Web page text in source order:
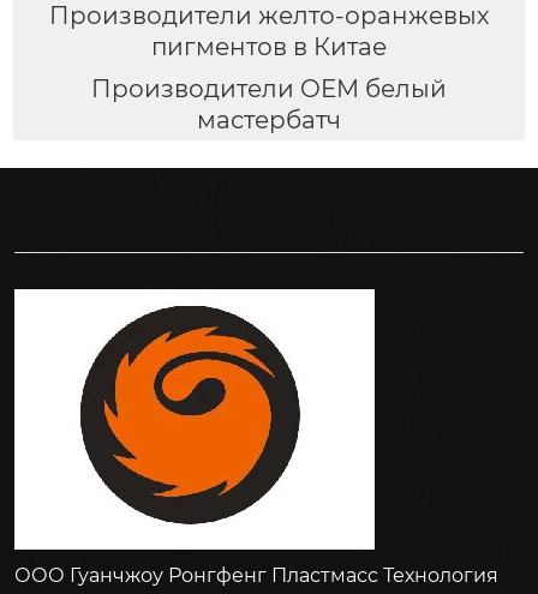
Производители желто-оранжевых
пигментов в Китае
Производители OEM белый
мастербатч
ООО Гуанчжоу Ронгфенг Пластмасс Технология